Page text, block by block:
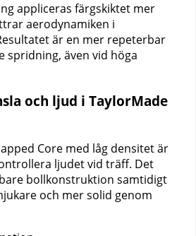
appliceras färgskiktet mer
aerodynamiken i
är en mer repeterbar
spridning, även vid höga
och ljud i TaylorMade
Core med låg densitet är
ljudet vid träff. Det
bollkonstruktion samtidigt
och mer solid genom